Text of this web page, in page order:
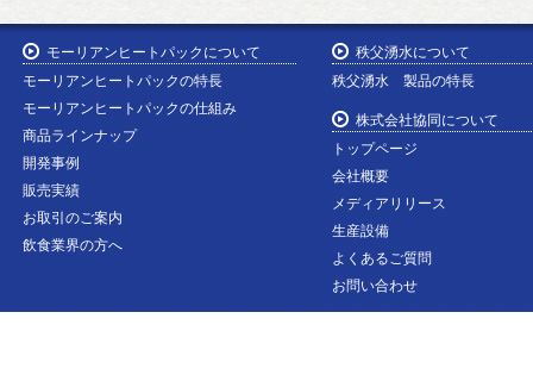
モーリアンヒートパックについて
モーリアンヒートパックの特長
モーリアンヒートパックの仕組み
商品ラインナップ
開発事例
販売実績
お取引のご案内
飲食業界の方へ
秩父湧水について
秩父湧水 製品の特長
株式会社協同について
トップページ
会社概要
メディアリリース
生産設備
よくあるご質問
お問い合わせ